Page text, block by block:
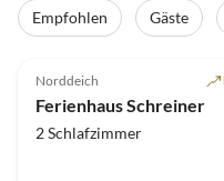
Empfohlen Gäste
Norddeich
Ferienhaus Schreiner
2 Schlafzimmer